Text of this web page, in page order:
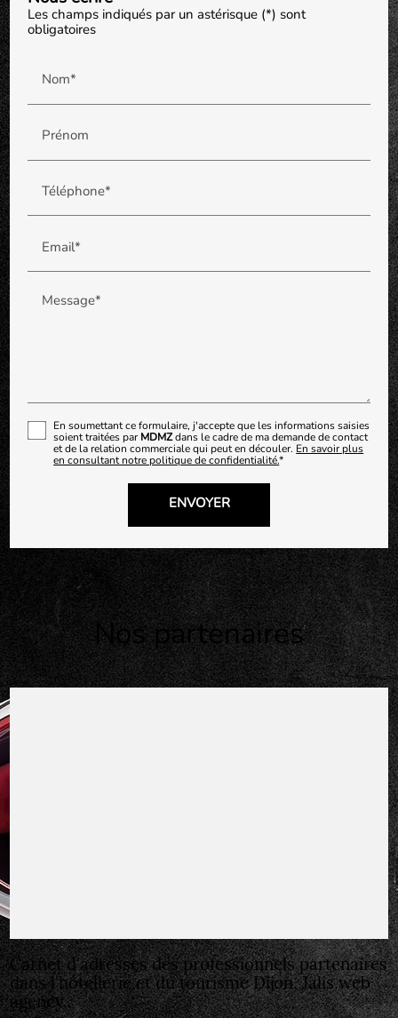
Les champs indiqués par un astérisque (*) sont
obligatoires
Nom*
Prénom
Téléphone*
Email*
Message*
En soumettant ce formulaire, j'accepte que les informations saisies
soient traitées par MDMZdans le cadre de ma demande de contact
et de la relation commerciale qui peut en découler. En savoir plus
en consultant notre politique de confidentialité.*
Nos partenaires
Carnet d'adresses des professionnels partenaires
dans l'hôtellerie et du tourisme Dijon, Jalis web
agency..